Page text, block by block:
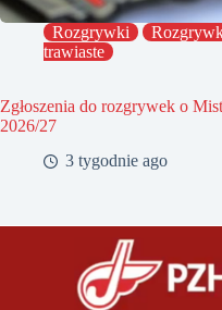
Rozgrywki
trawiaste
Zgłoszenia do rozgrywek o
2026/27
3 tygodnie ago